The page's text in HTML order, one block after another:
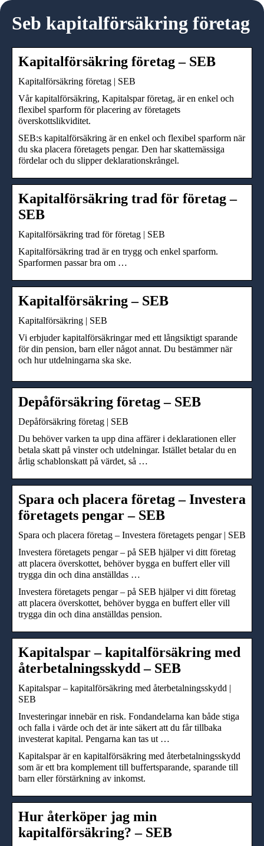
Seb kapitalförsäkring företag
Kapitalförsäkring företag – SEB
Kapitalförsäkring företag | SEB
Vår kapitalförsäkring, Kapitalspar företag, är en enkel och
flexibel sparform för placering av företagets
överskottslikviditet.
SEB:s kapitalförsäkring är en enkel och flexibel sparform när
du ska placera företagets pengar. Den har skattemässiga
fördelar och du slipper deklarationskrångel.
Kapitalförsäkring trad för företag –
SEB
Kapitalförsäkring trad för företag | SEB
Kapitalförsäkring trad är en trygg och enkel sparform.
Sparformen passar bra om …
Kapitalförsäkring – SEB
Kapitalförsäkring | SEB
Vi erbjuder kapitalförsäkringar med ett långsiktigt sparande
för din pension, barn eller något annat. Du bestämmer när
och hur utdelningarna ska ske.
Depåförsäkring företag – SEB
Depåförsäkring företag | SEB
Du behöver varken ta upp dina affärer i deklarationen eller
betala skatt på vinster och utdelningar. Istället betalar du en
årlig schablonskatt på värdet, så …
Spara och placera företag – Investera
företagets pengar – SEB
Spara och placera företag – Investera företagets pengar | SEB
Investera företagets pengar – på SEB hjälper vi ditt företag
att placera överskottet, behöver bygga en buffert eller vill
trygga din och dina anställdas …
Investera företagets pengar – på SEB hjälper vi ditt företag
att placera överskottet, behöver bygga en buffert eller vill
trygga din och dina anställdas pension.
Kapitalspar – kapitalförsäkring med
återbetalningsskydd – SEB
Kapitalspar – kapitalförsäkring med återbetalningsskydd |
SEB
Investeringar innebär en risk. Fondandelarna kan både stiga
och falla i värde och det är inte säkert att du får tillbaka
investerat kapital. Pengarna kan tas ut …
Kapitalspar är en kapitalförsäkring med återbetalningsskydd
som är ett bra komplement till buffertsparande, sparande till
barn eller förstärkning av inkomst.
Hur återköper jag min
kapitalförsäkring? – SEB